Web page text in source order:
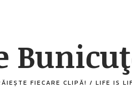
FIECARE CLIPĂ! / LIFE IS